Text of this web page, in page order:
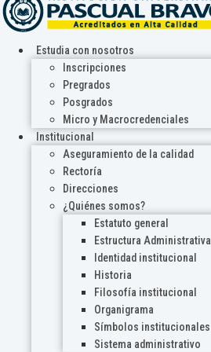
Estudia con nosotros
Inscripciones
Pregrados
Posgrados
Micro y Macrocredenciales
Institucional
Aseguramiento de la calidad
Rectoría
Direcciones
¿Quiénes somos?
Estatuto general
Estructura Administrativa
Identidad institucional
Historia
Filosofía institucional
Organigrama
Símbolos institucionales
Sistema administrativo